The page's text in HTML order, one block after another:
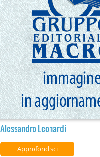
Alessandro Leonardi
Approfondisci